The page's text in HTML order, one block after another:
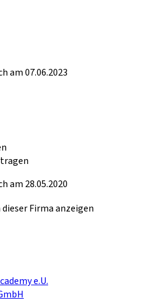
am 07.06.2023
am 28.05.2020
Firma anzeigen
e.U.